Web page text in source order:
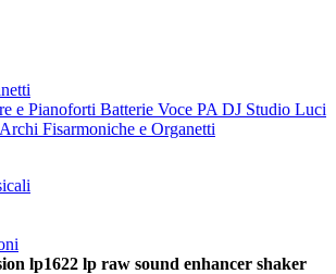
e Pianoforti Batterie Voce PA DJ Studio Luci
Archi Fisarmoniche e Organetti
lp1622 lp raw sound enhancer shaker